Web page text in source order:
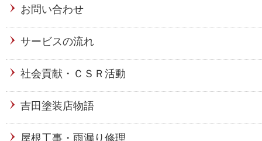
お問い合わせ
サービスの流れ
社会貢献・ＣＳＲ活動
吉田塗装店物語
屋根工事・雨漏り修理